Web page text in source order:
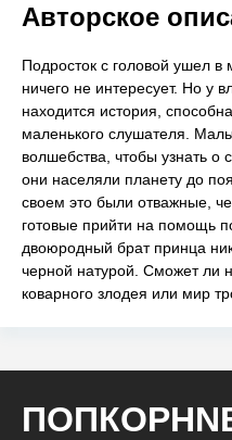
Авторское
Подросток с головой ушел в
ничего не интересует. Но у
находится история,
маленького слушателя.
волшебства, чтобы узнать о
они населяли планету до
своем это были отважные,
готовые прийти на помощь
двоюродный брат принца
черной натурой. Сможет ли
коварного злодея или мир